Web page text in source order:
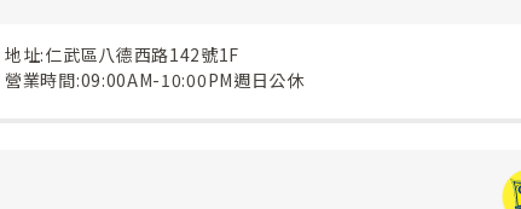
地址:仁武區八德西路142號1F
營業時間:09:00AM-10:00PM週日公休